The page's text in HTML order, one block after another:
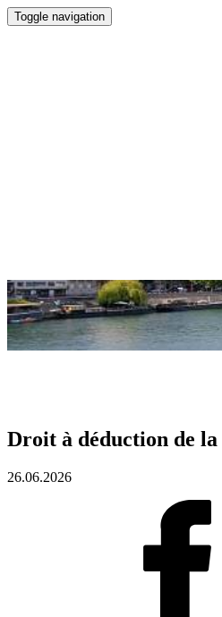
Toggle navigation
Droit à déduction de la
26.06.2026